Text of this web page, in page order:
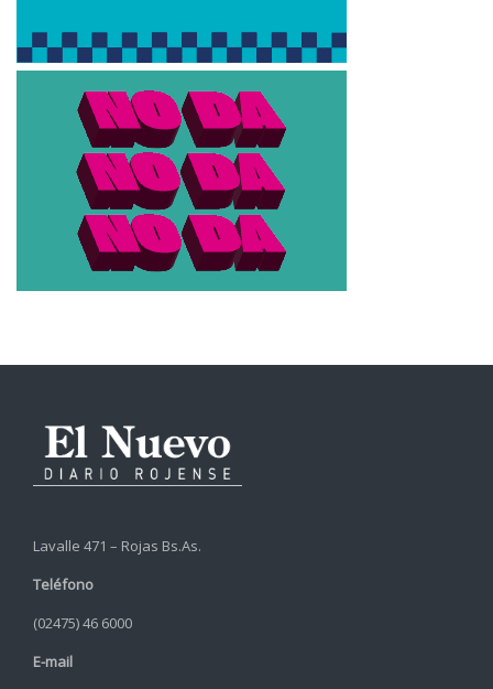
Lavalle 471 – Rojas Bs.As.
Teléfono
(02475) 46 6000
E-mail